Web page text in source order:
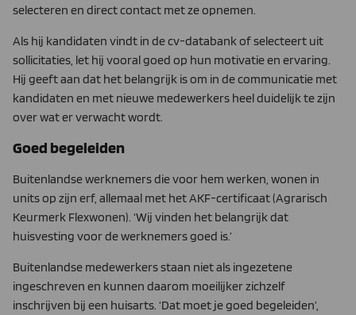
selecteren en direct contact met ze opnemen.
Als hij kandidaten vindt in de cv-databank of selecteert uit
sollici­taties, let hij vooral goed op hun motivatie en ervaring.
Hij geeft aan dat het belangrijk is om in de communicatie met
kandida­ten en met nieuwe medewerkers heel duidelijk te zijn
over wat er verwacht wordt.
Goed begeleiden
Buitenlandse werknemers die voor hem werken, wonen in
units op zijn erf, allemaal met het AKF-certificaat (Agrarisch
Keurmerk Flexwonen). ‘Wij vinden het belangrijk dat
huisvesting voor de werknemers goed is.’
Buitenlandse medewerkers staan niet als ingezetene
ingeschre­ven en kunnen daarom moeilijker zichzelf
inschrijven bij een huis­arts. ‘Dat moet je goed begeleiden’,